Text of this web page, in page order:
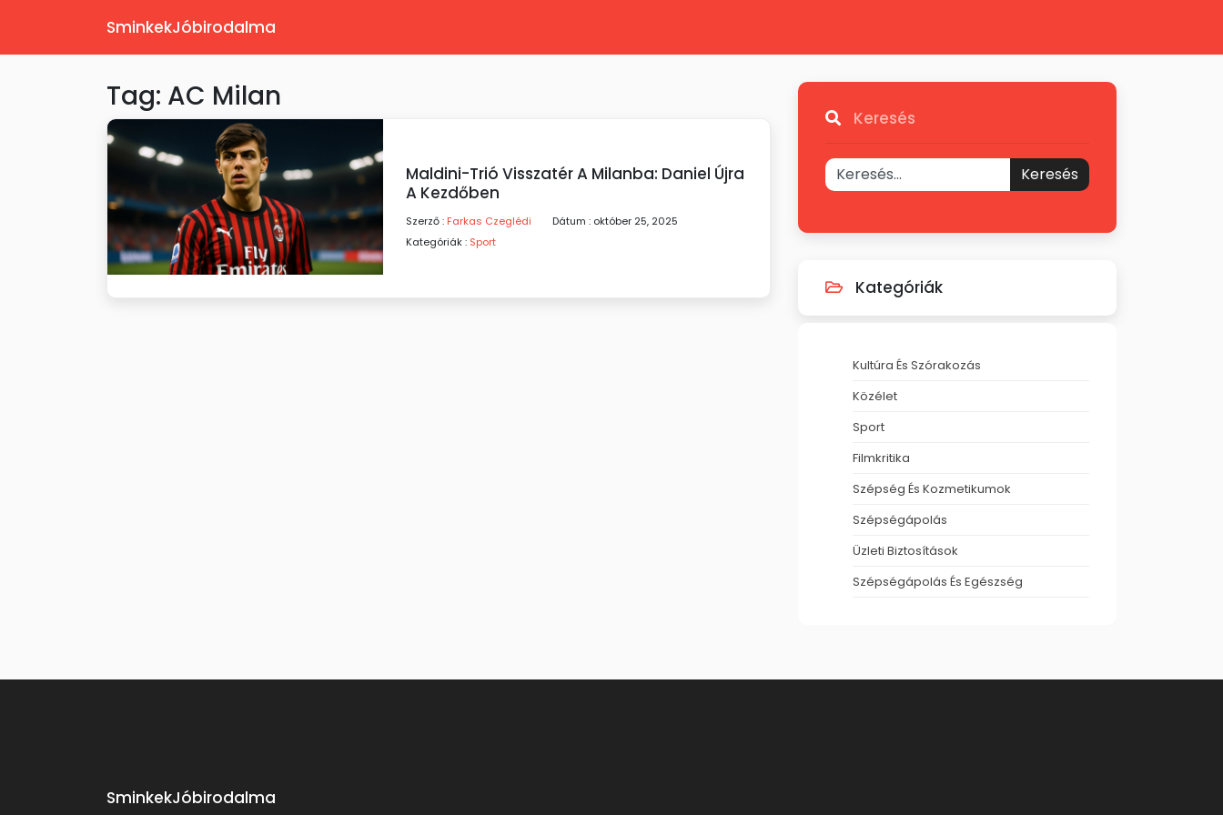
SminkekJóbirodalma
Tag: AC Milan
Maldini-Trió Visszatér A Milanba: Daniel Újra
A Kezdőben
Szerző : Farkas Czeglédi
Dátum : október 25, 2025
Kategóriák : Sport
Keresés
Keresés
Kategóriák
Kultúra És Szórakozás
Közélet
Sport
Filmkritika
Szépség És Kozmetikumok
Szépségápolás
Üzleti Biztosítások
Szépségápolás És Egészség
SminkekJóbirodalma